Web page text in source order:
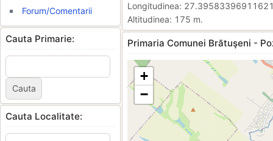
Forum/Comentarii
Cauta Primarie:
Cauta Localitate:
Longitudinea:
Altitudinea: 175 m.
Primaria Comunei Brătuşeni -
+
−